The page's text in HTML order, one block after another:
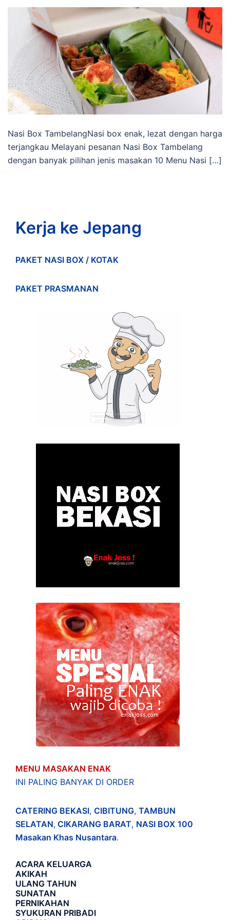
Nasi Box TambelangNasi box enak, lezat dengan harga
terjangkau Melayani pesanan Nasi Box Tambelang
dengan banyak pilihan jenis masakan 10 Menu Nasi […]
Kerja ke Jepang
PAKET NASI BOX / KOTAK
PAKET PRASMANAN
MENU MASAKAN ENAK
INI PALING BANYAK DI ORDER
CATERING BEKASI, CIBITUNG, TAMBUN
SELATAN, CIKARANG BARAT, NASI BOX 100
Masakan Khas Nusantara.
ACARA KELUARGA
AKIKAH
ULANG TAHUN
SUNATAN
PERNIKAHAN
SYUKURAN PRIBADI